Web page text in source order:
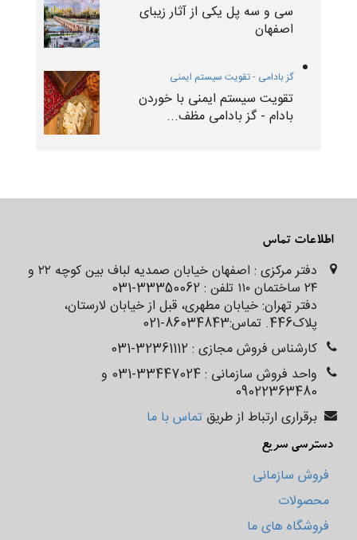
سی و سه پل یکی از آثار زیبای
اصفهان
گز بادامی - تقویت سیستم‌ ایمنی
تقویت سیستم‌ ایمنی با خوردن
بادام - گز بادامی مظف...
اطلاعات تماس
دفتر مرکزی : اصفهان خیابان صمدیه لباف بین کوچه ۲۲ و
۲۴ ساختمان ۱۱۰ تلفن : 33350062-031
دفتر تهران: خیابان مطهری، قبل از خیابان لارستان،
پلاک‌‌‌‌‌‌446. تماس:86034843-021
کارشناس فروش مجازی : 32361112-031
واحد فروش سازمانی : 33447024-031 و
09022363480
برقراری ارتباط از طریق تماس با ما
دسترسی سریع
فروش سازمانی
محصولات
فروشگاه های ما